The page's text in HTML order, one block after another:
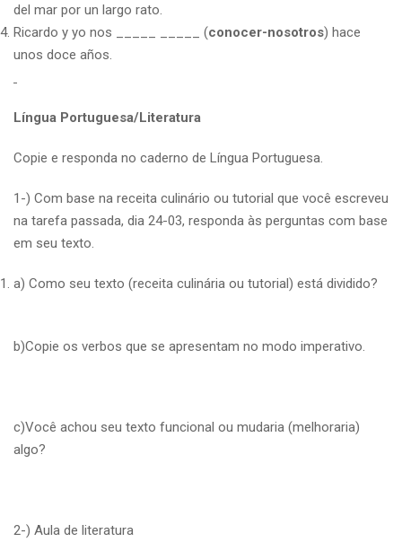
del mar por un largo rato.
Ricardo y yo nos _____ _____ (conocer-nosotros) hace
unos doce años.
Língua Portuguesa/Literatura
Copie e responda no caderno de Língua Portuguesa.
1-) Com base na receita culinário ou tutorial que você escreveu
na tarefa passada, dia 24-03, responda às perguntas com base
em seu texto.
a) Como seu texto (receita culinária ou tutorial) está dividido?
b)Copie os verbos que se apresentam no modo imperativo.
c)Você achou seu texto funcional ou mudaria (melhoraria)
algo?
2-) Aula de literatura